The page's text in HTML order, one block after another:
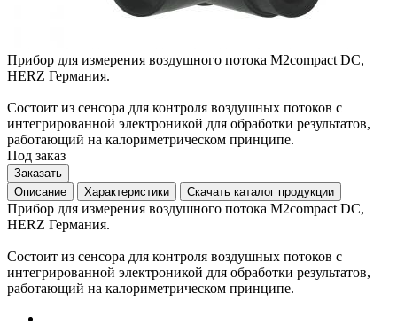
Прибор для измерения воздушного потока M2compact DC,
HERZ Германия.
Состоит из сенсора для контроля воздушных потоков с
интегрированной электроникой для обработки результатов,
работающий на калориметрическом принципе.
Под заказ
Заказать
Описание
Характеристики Скачать каталог продукции
Прибор для измерения воздушного потока M2compact DC,
HERZ Германия.
Состоит из сенсора для контроля воздушных потоков с
интегрированной электроникой для обработки результатов,
работающий на калориметрическом принципе.